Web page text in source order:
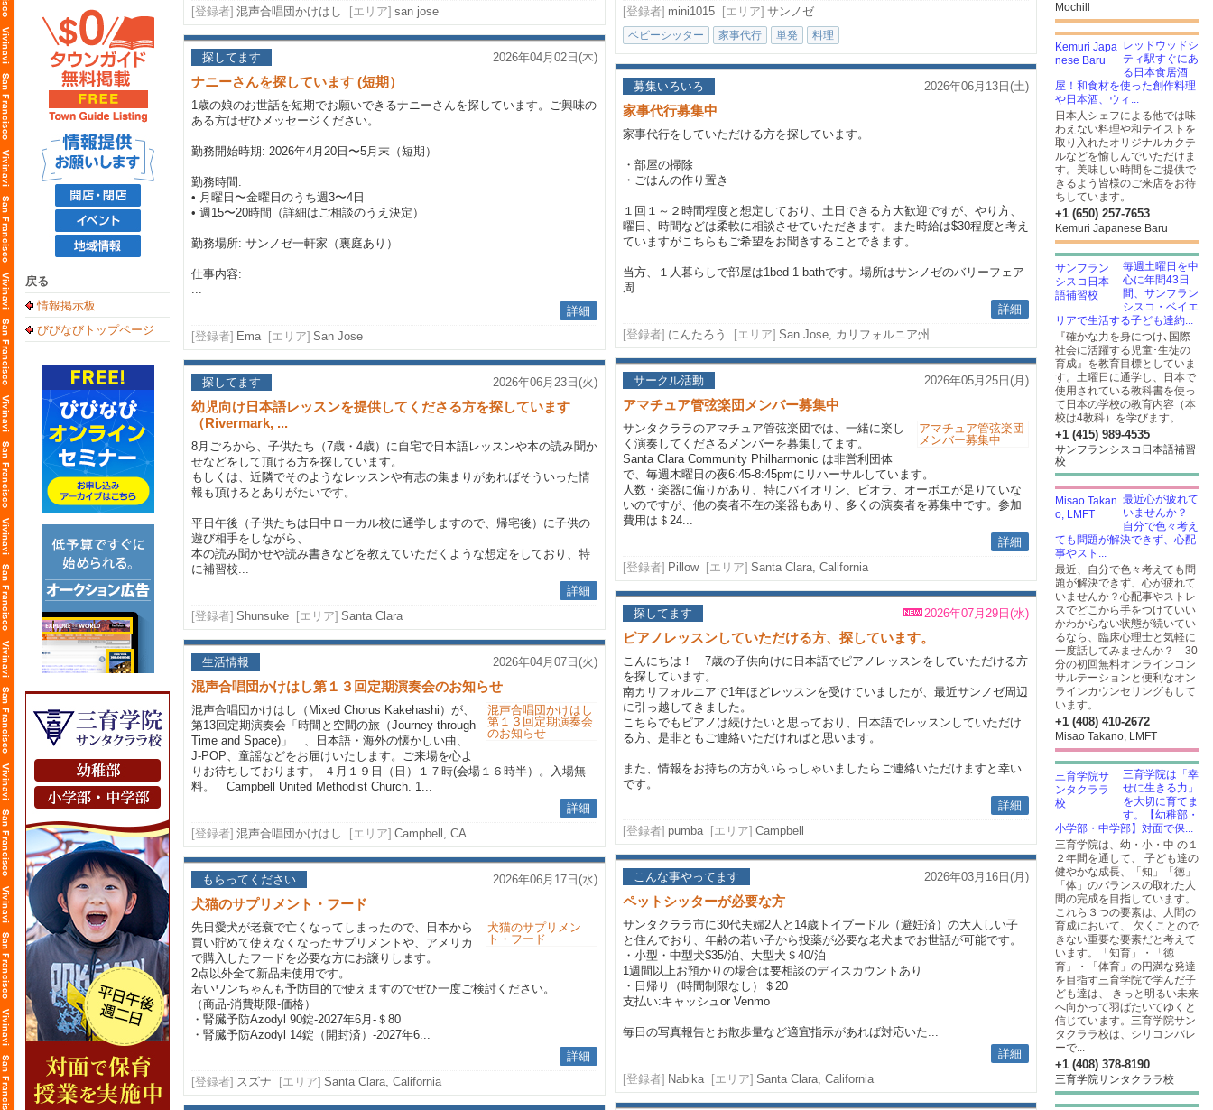
戻る
情報掲示板
びびなびトップページ
[登録者] 混声合唱団かけはし [エリア] san jose
探してます 2026年04月02日(木)
ナニーさんを探しています (短期）
1歳の娘のお世話を短期でお願いできるナニーさんを探しています。ご興味の
ある方はぜひメッセージください。
勤務開始時期: 2026年4月20日〜5月末（短期）
勤務時間:
• 月曜日〜金曜日のうち週3〜4日
• 週15〜20時間（詳細はご相談のうえ決定）
勤務場所: サンノゼ一軒家（裏庭あり）
仕事内容:
...
詳細
[登録者] Ema [エリア] San Jose
探してます 2026年06月23日(火)
幼児向け日本語レッスンを提供してくださる方を探しています
（Rivermark, ...
8月ごろから、子供たち（7歳・4歳）に自宅で日本語レッスンや本の読み聞か
せなどをして頂ける方を探しています。
もしくは、近隣でそのようなレッスンや有志の集まりがあればそういった情
報も頂けるとありがたいです。
平日午後（子供たちは日中ローカル校に通学しますので、帰宅後）に子供の
遊び相手をしながら、
本の読み聞かせや読み書きなどを教えていただくような想定をしており、特
に補習校...
詳細
[登録者] Shunsuke [エリア] Santa Clara
生活情報 2026年04月07日(火)
混声合唱団かけはし第１３回定期演奏会のお知らせ
混声合唱団かけはし（Mixed Chorus Kakehashi）が、
第13回定期演奏会「時間と空間の旅（Journey through
Time and Space)」 、日本語・海外の懐かしい曲、
J-POP、童謡などをお届けいたします。ご来場を心よ
りお待ちしております。 ４月１９日（日）１７時(会場１６時半）。入場無
料。 Campbell United Methodist Church. 1...
詳細
[登録者] 混声合唱団かけはし [エリア] Campbell, CA
もらってください 2026年06月17日(水)
犬猫のサプリメント・フード
先日愛犬が老衰で亡くなってしまったので、日本から
買い貯めて使えなくなったサプリメントや、アメリカ
で購入したフードを必要な方にお譲りします。
2点以外全て新品未使用です。
若いワンちゃんも予防目的で使えますのでぜひ一度ご検討ください。
（商品-消費期限-価格）
・腎臓予防Azodyl 90錠-2027年6月-＄80
・腎臓予防Azodyl 14錠（開封済）-2027年6...
詳細
[登録者] スズナ [エリア] Santa Clara, California
[登録者] mini1015 [エリア] サンノゼ
ベビーシッター 家事代行 単発 料理
募集いろいろ 2026年06月13日(土)
家事代行募集中
家事代行をしていただける方を探しています。
・部屋の掃除
・ごはんの作り置き
１回１～２時間程度と想定しており、土日できる方大歓迎ですが、やり方、
曜日、時間などは柔軟に相談させていただきます。また時給は$30程度と考え
ていますがこちらもご希望をお聞きすることできます。
当方、１人暮らしで部屋は1bed 1 bathです。場所はサンノゼのバリーフェア
周...
詳細
[登録者] にんたろう [エリア] San Jose, カリフォルニア州
サークル活動 2026年05月25日(月)
アマチュア管弦楽団メンバー募集中
サンタクララのアマチュア管弦楽団では、一緒に楽し
く演奏してくださるメンバーを募集してます。
Santa Clara Community Philharmonic は非営利団体
で、毎週木曜日の夜6:45-8:45pmにリハーサルしています。
人数・楽器に偏りがあり、特にバイオリン、ビオラ、オーボエが足りていな
いのですが、他の奏者不在の楽器もあり、多くの演奏者を募集中です。参加
費用は＄24...
詳細
[登録者] Pillow [エリア] Santa Clara, California
探してます 2026年07月29日(水)
ピアノレッスンしていただける方、探しています。
こんにちは！ 7歳の子供向けに日本語でピアノレッスンをしていただける方
を探しています。
南カリフォルニアで1年ほどレッスンを受けていましたが、最近サンノゼ周辺
に引っ越してきました。
こちらでもピアノは続けたいと思っており、日本語でレッスンしていただけ
る方、是非ともご連絡いただければと思います。
また、情報をお持ちの方がいらっしゃいましたらご連絡いただけますと幸い
です。
詳細
[登録者] pumba [エリア] Campbell
こんな事やってます 2026年03月16日(月)
ペットシッターが必要な方
サンタクララ市に30代夫婦2人と14歳トイプードル（避妊済）の大人しい子
と住んでおり、年齢の若い子から投薬が必要な老犬までお世話が可能です。
・小型・中型犬$35/泊、大型犬＄40/泊
1週間以上お預かりの場合は要相談のディスカウントあり
・日帰り（時間制限なし）＄20
支払い:キャッシュor Venmo
毎日の写真報告とお散歩量など適宜指示があれば対応いた...
詳細
[登録者] Nabika [エリア] Santa Clara, California
Mochill
レッドウッドシ
ティ駅すぐにあ
る日本食居酒
屋！和食材を使った創作料理
や日本酒、ウィ...
日本人シェフによる他では味
わえない料理や和テイストを
取り入れたオリジナルカクテ
ルなどを愉しんでいただけま
す。美味しい時間をご提供で
きるよう皆様のご来店をお待
ちしています。
+1 (650) 257-7653
Kemuri Japanese Baru
毎週土曜日を中
心に年間43日
間、サンフラン
シスコ・ベイエ
リアで生活する子ども達約...
『確かな力を身につけ､国際
社会に活躍する児童･生徒の
育成』を教育目標としていま
す。土曜日に通学し、日本で
使用されている教科書を使っ
て日本の学校の教育内容（本
校は4教科）を学びます。
+1 (415) 989-4535
サンフランシスコ日本語補習
校
最近心が疲れて
いませんか？
自分で色々考え
ても問題が解決できず、心配
事やスト...
最近、自分で色々考えても問
題が解決できず、心が疲れて
いませんか？心配事やストレ
スでどこから手をつけていい
かわからない状態が続いてい
るなら、臨床心理士と気軽に
一度話してみませんか？ 30
分の初回無料オンラインコン
サルテーションと便利なオン
ラインカウンセリングもして
います。
+1 (408) 410-2672
Misao Takano, LMFT
三育学院は「幸
せに生きる力」
を大切に育てま
す。【幼稚部・
小学部・中学部】対面で保...
三育学院は、幼・小・中 の１
２年間を通して、 子ども達の
健やかな成長、「知」「徳」
「体」のバランスの取れた人
間の完成を目指しています。
これら３つの要素は、人間の
育成において、 欠くことので
きない重要な要素だと考えて
います。「知育」・「徳
育」・「体育」の円満な発達
を目指す三育学院で学んだ子
ども達は、 きっと明るい未来
へ向かって羽ばたいてゆくと
信じています。三育学院サン
タクララ校は、シリコンバレ
ーで...
+1 (408) 378-8190
三育学院サンタクララ校